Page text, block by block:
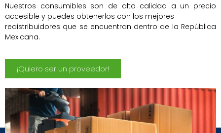
Nuestros consumibles son de alta calidad a un precio
accesible y puedes obtenerlos con los mejores
redistribuidores que se encuentran dentro de la República
Mexicana.
¡Quiero ser un proveedor!